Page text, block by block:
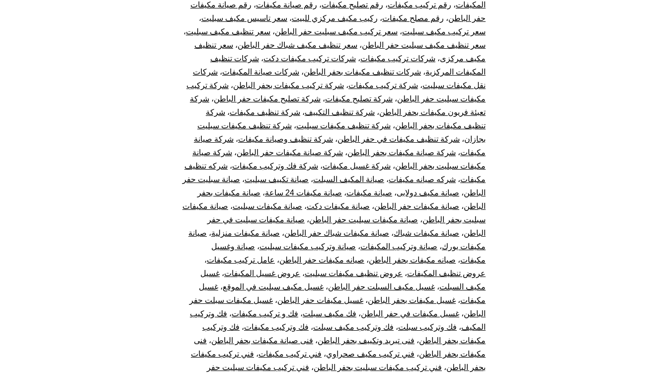
المكيفات، رقم تركيب مكيفات، رقم تصليح مكيفات، رقم صيانة مكيفات، رقم صيانة مكيفات
حفر الباطن، رقم مصلح مكيفات، ركيب مكيف مركزي للبيت، سعر تاسيس مكيف سبليت،
سعر تركيب مكيف سبليت، سعر تركيب مكيف سبليت حفر الباطن، سعر تنظيف مكيف سبليت،
سعر تنظيف مكيف سبليت حفر الباطن، سعر تنظيف مكيف شباك حفر الباطن، سعر تنظيف
مكيف مركزى، شركات تركيب مكيفات، شركات تركيب مكيفات دكت، شركات تنظيف
المكيفات المركزية، شركات تنظيف مكيفات بحفر الباطن، شركات صيانة المكيفات، شركات
نقل مكيفات سبليت، شركة تركيب مكيفات، شركة تركيب مكيفات بحفر الباطن، شركة تركيب
مكيفات سبليت حفر الباطن، شركة تصليح مكيفات، شركة تصليح مكيفات حفر الباطن، شركة
تعبئة فريون مكيفات بحفر الباطن، شركة تنظيف التكييف، شركة تنظيف مكيفات، شركة
تنظيف مكيفات بحفر الباطن، شركة تنظيف مكيفات سبليت، شركة تنظيف مكيفات سبليت
بجازان، شركة تنظيف مكيفات في حفر الباطن، شركة تنظيف وصيانة مكيفات، شركة صيانة
مكيفات، شركة صيانة مكيفات بحفر الباطن، شركة صيانة مكيفات حفر الباطن، شركة صيانة
مكيفات سبليت بحفر الباطن، شركة غسيل مكيفات، شركة فك وتركيب مكيفات، شركه تنظيف
مكيفات، شركه صيانه مكيفات، صيانة المكيف السبلت، صيانة تكييف سبليت، صيانة سبليت حفر
الباطن، صيانة مكيف دولابى، صيانة مكيفات، صيانة مكيفات 24 ساعة ، صيانة مكيفات بحفر
الباطن، صيانة مكيفات حفر الباطن، صيانة مكيفات دكت، صيانة مكيفات سبليت، صيانة مكيفات
سبليت بحفر الباطن، صيانة مكيفات سبليت حفر الباطن، صيانة مكيفات سبليت في حفر
الباطن، صيانة مكيفات شباك، صيانة مكيفات شباك حفر الباطن، صيانة مكيفات منزلية، صيانة
مكيفات يورك، صيانة وتركيب المكيفات، صيانة وتركيب مكيفات سبليت، صيانة وغسيل
مكيفات، صيانه مكيفات بحفر الباطن، صيانه مكيفات حفر الباطن، عامل تركيب مكيفات،
عروض تنظيف المكيفات، عروض تنظيف مكيفات سبليت، عروض غسيل المكيفات، غسيل
مكيف السبلت، غسيل مكيف السبلت حفر الباطن، غسيل مكيف سبليت في الموقع، غسيل
مكيفات، غسيل مكيفات بحفر الباطن، غسيل مكيفات حفر الباطن، غسيل مكيفات سبلت حفر
الباطن، غسيل مكيفات في حفر الباطن، فك مكيف سبلت، فك و تركيب مكيفات، فك وتركيب
المكيف، فك وتركيب سبلت، فك وتركيب مكيف سبلت، فك وتركيب مكيفات، فك وتركيب
مكيفات بحفر الباطن، فنى تبريد وتكييف بحفر الباطن، فنى صيانة مكيفات بحفر الباطن، فنى
مكيفات بحفر الباطن، فني تركيب مكيف صحراوي، فني تركيب مكيفات، فني تركيب مكيفات
بحفر الباطن، فني تركيب مكيفات سبليت بحفر الباطن، فني تركيب مكيفات سبليت حفر